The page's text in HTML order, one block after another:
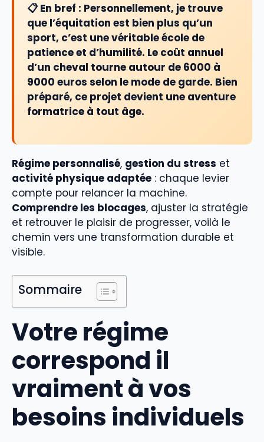
📋 En bref : Personnellement, je trouve
que l’équitation est bien plus qu’un
sport, c’est une véritable école de
patience et d’humilité. Le coût annuel
d’un cheval tourne autour de 6000 à
9000 euros selon le mode de garde. Bien
préparé, ce projet devient une aventure
formatrice à tout âge.
Régime personnalisé, gestion du stress et
activité physique adaptée : chaque levier
compte pour relancer la machine.
Comprendre les blocages, ajuster la stratégie
et retrouver le plaisir de progresser, voilà le
chemin vers une transformation durable et
visible.
Sommaire
Votre régime
correspond il
vraiment à vos
besoins individuels